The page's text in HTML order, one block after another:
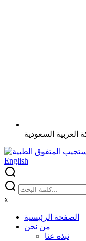
العربية السعودية
English
x
الصفحة الرئيسية
من نحن
نبذه عنا